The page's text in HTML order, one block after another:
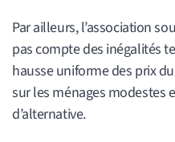
Par ailleurs, l’association
pas compte des inégalités
hausse uniforme des prix
sur les ménages modestes
d’alternative.